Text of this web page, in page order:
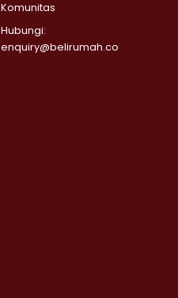
Komunitas
Hubungi:
enquiry@belirumah.co